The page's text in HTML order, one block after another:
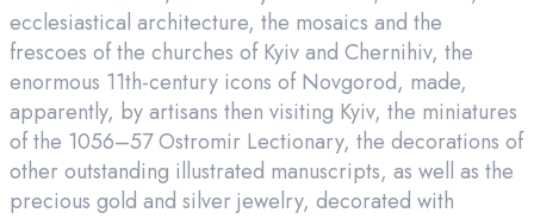
ecclesiastical architecture, the mosaics and the
frescoes of the churches of Kyiv and Chernihiv, the
enormous 11th-century icons of Novgorod, made,
apparently, by artisans then visiting Kyiv, the miniatures
of the 1056–57 Ostromir Lectionary, the decorations of
other outstanding illustrated manuscripts, as well as the
precious gold and silver jewelry, decorated with